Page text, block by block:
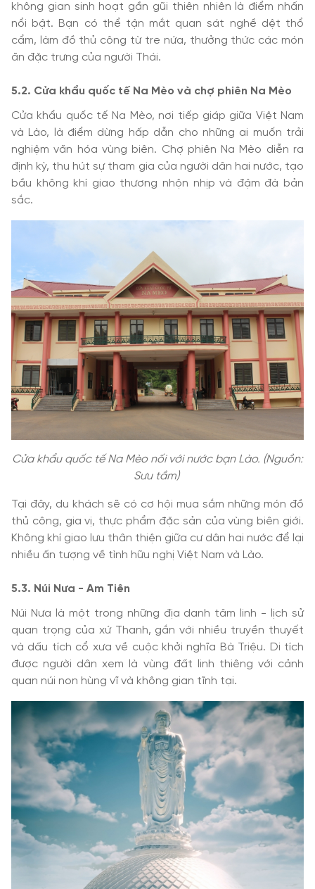
không gian sinh hoạt gần gũi thiên nhiên là điểm nhấn
nổi bật. Bạn có thể tận mắt quan sát nghề dệt thổ
cẩm, làm đồ thủ công từ tre nứa, thưởng thức các món
ăn đặc trưng của người Thái.
5.2. Cửa khẩu quốc tế Na Mèo và chợ phiên Na Mèo
Cửa khẩu quốc tế Na Mèo, nơi tiếp giáp giữa Việt Nam
và Lào, là điểm dừng hấp dẫn cho những ai muốn trải
nghiệm văn hóa vùng biên. Chợ phiên Na Mèo diễn ra
định kỳ, thu hút sự tham gia của người dân hai nước, tạo
bầu không khí giao thương nhộn nhịp và đậm đà bản
sắc.
Cửa khẩu quốc tế Na Mèo nối với nước bạn Lào. (Nguồn:
Sưu tầm)
Tại đây, du khách sẽ có cơ hội mua sắm những món đồ
thủ công, gia vị, thực phẩm đặc sản của vùng biên giới.
Không khí giao lưu thân thiện giữa cư dân hai nước để lại
nhiều ấn tượng về tình hữu nghị Việt Nam và Lào.
5.3. Núi Nưa - Am Tiên
Núi Nưa là một trong những địa danh tâm linh - lịch sử
quan trọng của xứ Thanh, gắn với nhiều truyền thuyết
và dấu tích cổ xưa về cuộc khởi nghĩa Bà Triệu. Di tích
được người dân xem là vùng đất linh thiêng với cảnh
quan núi non hùng vĩ và không gian tĩnh tại.